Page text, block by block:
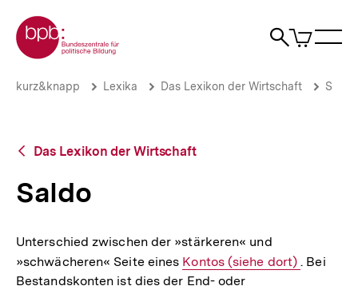
zum
Seiteninhalt
springen
Zur Startseite der bpb
Suche
Artikel
im
Saldo
Brotkrümelnavigation
Pfadnavigation
kurz&knapp Lexika Das Lexikon der Wirtschaft S
Zurück
Übersicht
Das Lexikon der Wirtschaft
Saldo
Unterschied zwischen der »stärkeren« und
»schwächeren« Seite eines Interner
Link:
Kontos (siehe dort). Bei
Bestandskonten ist dies der End- oder